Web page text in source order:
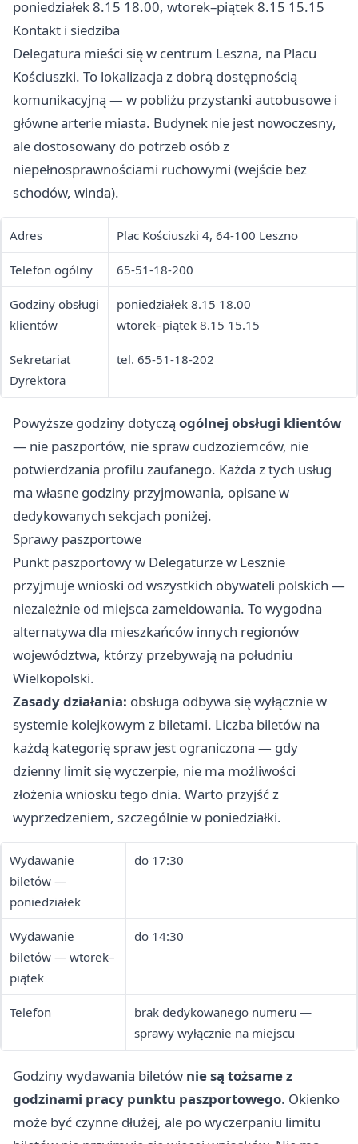
poniedziałek 8.15 18.00, wtorek–piątek 8.15 15.15
Kontakt i siedziba
Delegatura mieści się w centrum Leszna, na Placu
Kościuszki. To lokalizacja z dobrą dostępnością
komunikacyjną — w pobliżu przystanki autobusowe i
główne arterie miasta. Budynek nie jest nowoczesny,
ale dostosowany do potrzeb osób z
niepełnosprawnościami ruchowymi (wejście bez
schodów, winda).
Adres Plac Kościuszki 4, 64-100 Leszno
Telefon ogólny 65-51-18-200
Godziny obsługi
klientów
poniedziałek 8.15 18.00
wtorek–piątek 8.15 15.15
Sekretariat
Dyrektora
tel. 65-51-18-202
Powyższe godziny dotyczą ogólnej obsługi klientów
— nie paszportów, nie spraw cudzoziemców, nie
potwierdzania profilu zaufanego. Każda z tych usług
ma własne godziny przyjmowania, opisane w
dedykowanych sekcjach poniżej.
Sprawy paszportowe
Punkt paszportowy w Delegaturze w Lesznie
przyjmuje wnioski od wszystkich obywateli polskich —
niezależnie od miejsca zameldowania. To wygodna
alternatywa dla mieszkańców innych regionów
województwa, którzy przebywają na południu
Wielkopolski.
Zasady działania: obsługa odbywa się wyłącznie w
systemie kolejkowym z biletami. Liczba biletów na
każdą kategorię spraw jest ograniczona — gdy
dzienny limit się wyczerpie, nie ma możliwości
złożenia wniosku tego dnia. Warto przyjść z
wyprzedzeniem, szczególnie w poniedziałki.
Wydawanie
biletów —
poniedziałek
do 17:30
Wydawanie
biletów — wtorek–
piątek
do 14:30
Telefon
brak dedykowanego numeru —
sprawy wyłącznie na miejscu
Godziny wydawania biletów nie są tożsame z
godzinami pracy punktu paszportowego. Okienko
może być czynne dłużej, ale po wyczerpaniu limitu